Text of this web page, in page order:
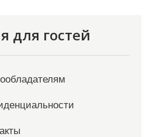
для гостей